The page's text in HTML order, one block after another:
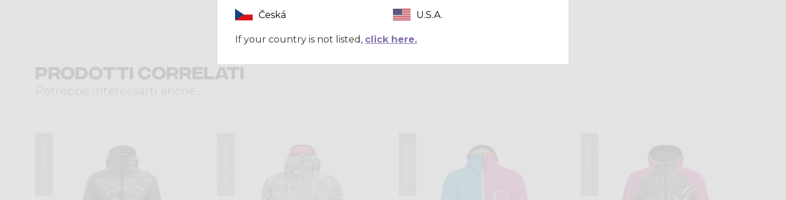
Prodotti correlati
Potrebbe interessarti anche...
Česká
U.S.A.
If your country is not listed, click here.